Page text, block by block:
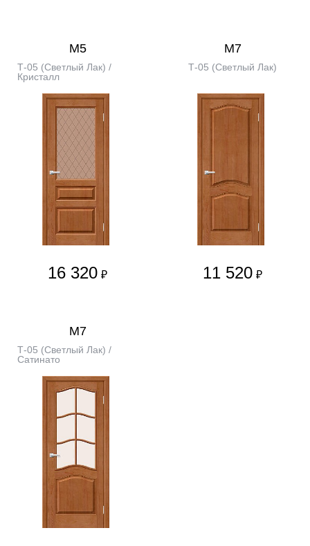
М5
Т-05 (Светлый Лак) /
Кристалл
16 320 ₽
М7
Т-05 (Светлый Лак)
11 520 ₽
М7
Т-05 (Светлый Лак) /
Сатинато